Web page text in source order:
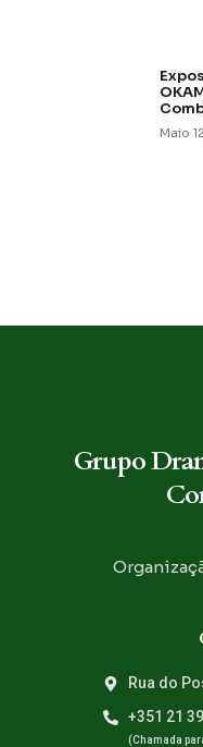
Maio
Grupo
Rua do
+351 21
(Chamada